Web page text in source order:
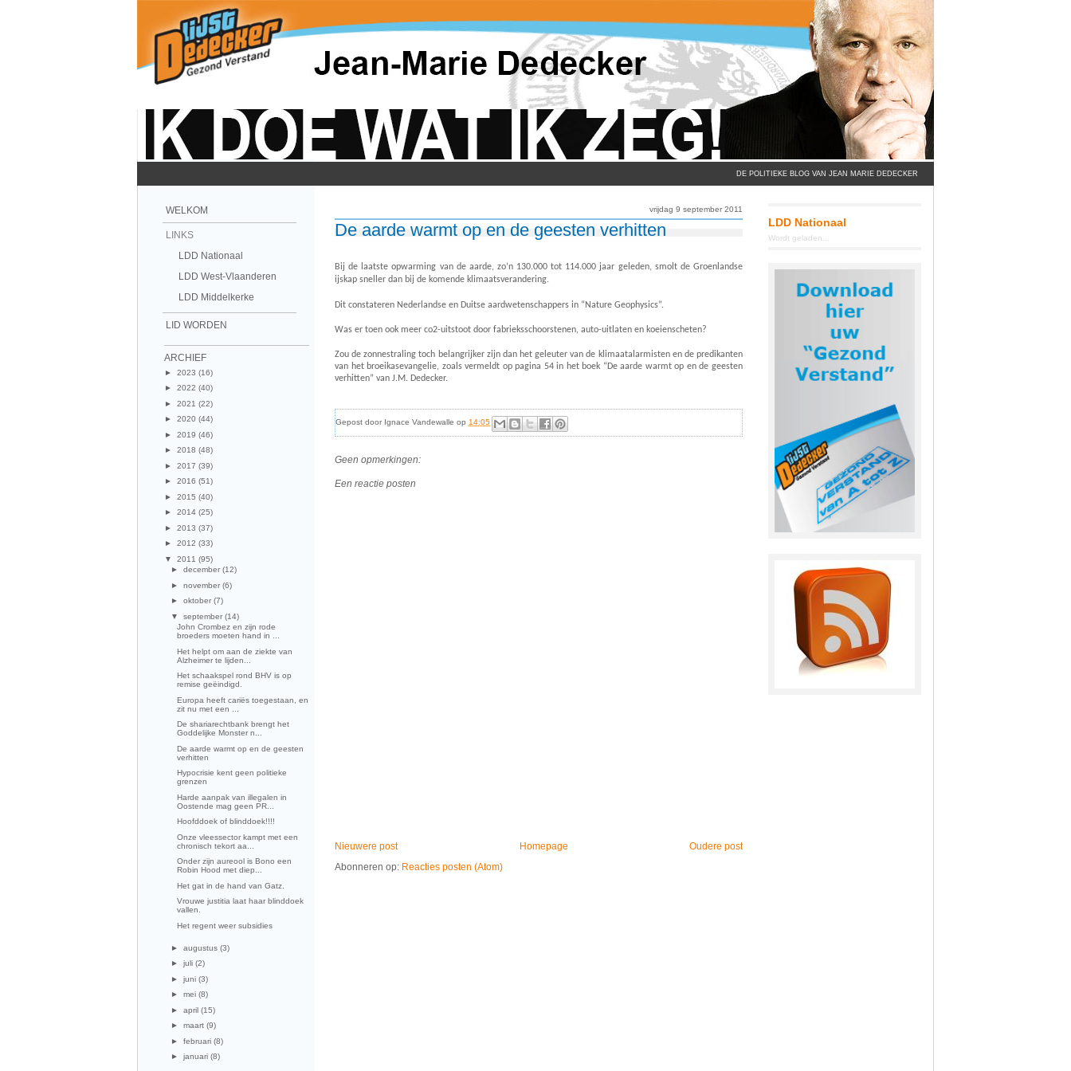
DE POLITIEKE BLOG VAN JEAN MARIE DEDECKER
WELKOM
LINKS
LDD Nationaal
LDD West-Vlaanderen
LDD Middelkerke
LID WORDEN
ARCHIEF
► 2023 (16)
► 2022 (40)
► 2021 (22)
► 2020 (44)
► 2019 (46)
► 2018 (48)
► 2017 (39)
► 2016 (51)
► 2015 (40)
► 2014 (25)
► 2013 (37)
► 2012 (33)
▼ 2011 (95)
► december (12)
► november (6)
► oktober (7)
▼ september (14)
John Crombez en zijn rode
broeders moeten hand in ...
Het helpt om aan de ziekte van
Alzheimer te lijden...
Het schaakspel rond BHV is op
remise geëindigd.
Europa heeft cariës toegestaan, en
zit nu met een ...
De shariarechtbank brengt het
Goddelijke Monster n...
De aarde warmt op en de geesten
verhitten
Hypocrisie kent geen politieke
grenzen
Harde aanpak van illegalen in
Oostende mag geen PR...
Hoofddoek of blinddoek!!!!
Onze vleessector kampt met een
chronisch tekort aa...
Onder zijn aureool is Bono een
Robin Hood met diep...
Het gat in de hand van Gatz.
Vrouwe justitia laat haar blinddoek
vallen.
Het regent weer subsidies
► augustus (3)
► juli (2)
► juni (3)
► mei (8)
► april (15)
► maart (9)
► februari (8)
► januari (8)
vrijdag 9 september 2011
De aarde warmt op en de geesten verhitten
Bij de laatste opwarming van de aarde, zo’n 130.000 tot 114.000 jaar geleden, smolt de Groenlandse
ijskap sneller dan bij de komende klimaatsverandering.
Dit constateren Nederlandse en Duitse aardwetenschappers in “Nature Geophysics”.
Was er toen ook meer co2-uitstoot door fabrieksschoorstenen, auto-uitlaten en koeienscheten?
Zou de zonnestraling toch belangrijker zijn dan het geleuter van de klimaatalarmisten en de predikanten
van het broeikasevangelie, zoals vermeldt op pagina 54 in het boek “De aarde warmt op en de geesten
verhitten” van J.M. Dedecker.
Gepost door Ignace Vandewalle op 14:05
Geen opmerkingen:
Een reactie posten
Nieuwere post Oudere post
Homepage
Abonneren op: Reacties posten (Atom)
LDD Nationaal
Wordt geladen...